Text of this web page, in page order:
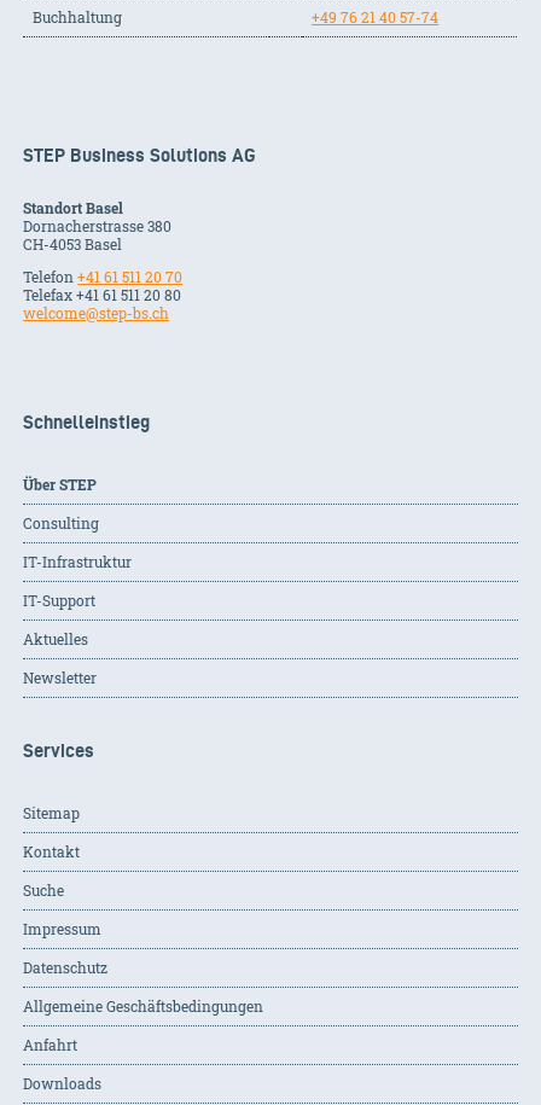
Buchhaltung
+49 76 21 40 57-74
STEP Business Solutions AG
Standort Basel
Dornacherstrasse 380
CH-4053Basel
Telefon+41 61 511 20 70
Telefax +41 61 511 20 80
welcome@step-bs.ch
Schnelleinstieg
Über STEP
Consulting
IT-Infrastruktur
IT-Support
Aktuelles
Newsletter
Services
Sitemap
Kontakt
Suche
Impressum
Datenschutz
Allgemeine Geschäftsbedingungen
Anfahrt
Downloads